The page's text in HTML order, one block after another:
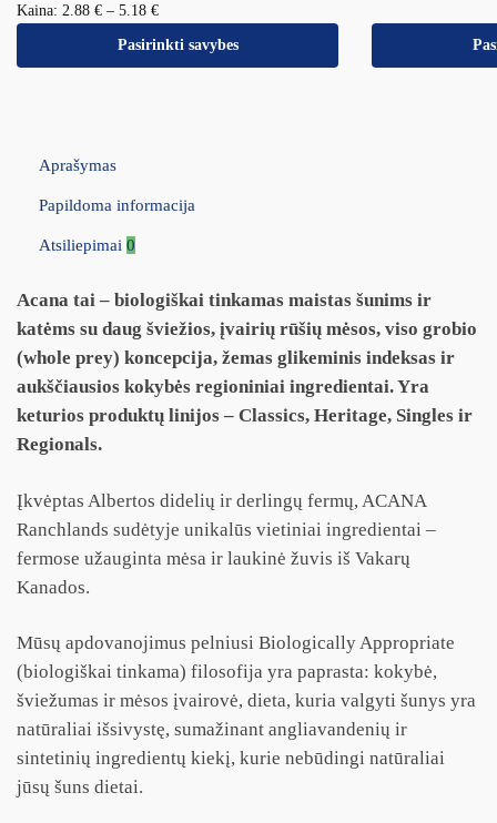
Kaina: 2.88 € – 5.18 €
Pasirinkti savybes
Aprašymas
Papildoma informacija
Atsiliepimai 0
Acana tai – biologiškai tinkamas maistas šunims ir
katėms su daug šviežios, įvairių rūšių mėsos, viso grobio
(whole prey) koncepcija, žemas glikeminis indeksas ir
aukščiausios kokybės regioniniai ingredientai. Yra
keturios produktų linijos – Classics, Heritage, Singles ir
Regionals.
Įkvėptas Albertos didelių ir derlingų fermų, ACANA
Ranchlands sudėtyje unikalūs vietiniai ingredientai –
fermose užauginta mėsa ir laukinė žuvis iš Vakarų
Kanados.
Mūsų apdovanojimus pelniusi Biologically Appropriate
(biologiškai tinkama) filosofija yra paprasta: kokybė,
šviežumas ir mėsos įvairovė, dieta, kuria valgyti šunys yra
natūraliai išsivystę, sumažinant angliavandenių ir
sintetinių ingredientų kiekį, kurie nebūdingi natūraliai
jūsų šuns dietai.